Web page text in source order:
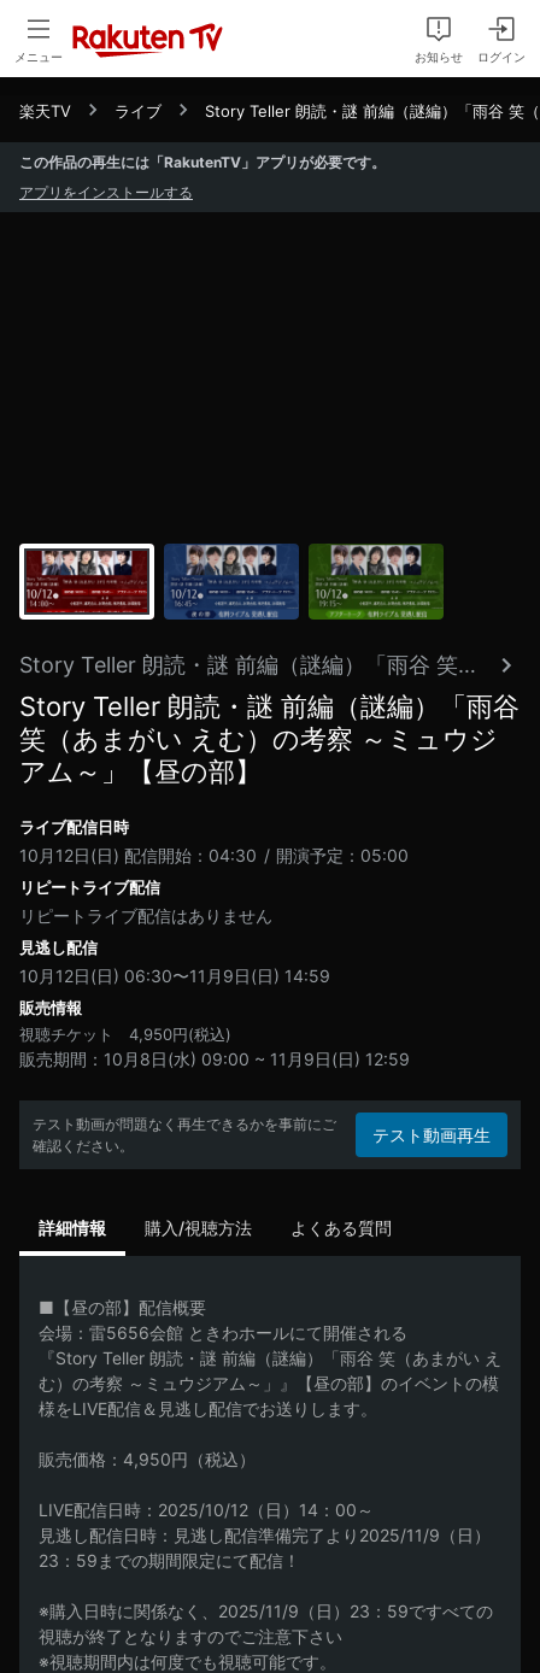
メニュー お知らせ ログイン
楽天TV ライブ Story Teller 朗読・謎 前編（謎編）「雨谷 笑
この作品の再生には「RakutenTV」アプリが必要です。
アプリをインストールする
Story Teller 朗読・謎 前編（謎編）「雨谷 笑（あまがい えむ）の考察 ～ミュウジアム～」
Story Teller 朗読・謎 前編（謎編）「雨谷
笑（あまがい えむ）の考察 ～ミュウジ
アム～」【昼の部】
ライブ配信日時
10月12日(日) 配信開始：04:30 開演予定：05:00
リピートライブ配信
リピートライブ配信はありません
見逃し配信
10月12日(日) 06:30〜11月9日(日) 14:59
販売情報
視聴チケット
4,950円(税込)
販売期間 10月8日(水) 09:00 ~ 11月9日(日) 12:59
テスト動画が問題なく再生できるかを事前にご
確認ください。
テスト動画再生
詳細情報 購入/視聴方法 よくある質問
■【昼の部】配信概要
会場：雷5656会館 ときわホールにて開催される
『Story Teller 朗読・謎 前編（謎編）「雨谷 笑（あまがい え
む）の考察 ～ミュウジアム～」』【昼の部】のイベントの模
様をLIVE配信＆見逃し配信でお送りします。
販売価格：4,950円（税込）
LIVE配信日時：2025/10/12（日）14：00～
見逃し配信日時：見逃し配信準備完了より2025/11/9（日）
23：59までの期間限定にて配信！
※購入日時に関係なく、2025/11/9（日）23：59ですべての
視聴が終了となりますのでご注意下さい
※視聴期間内は何度でも視聴可能です。